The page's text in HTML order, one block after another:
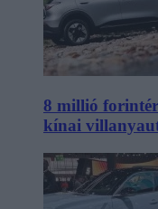
8 millió
kínai